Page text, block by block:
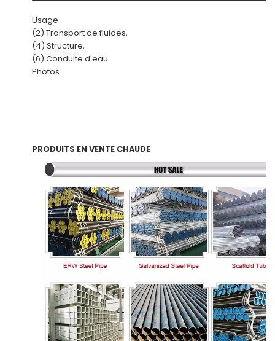
Usage
(2) Transport de fluides,
(4) Structure,
(6) Conduite d'eau
Photos
PRODUITS EN VENTE CHAUDE